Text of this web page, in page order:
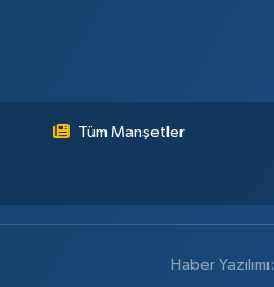
Tüm Manşetler
Haber Yazılımı: